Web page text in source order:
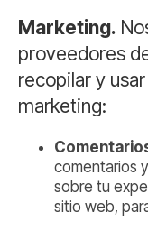
Marketing.
proveedores
recopilar y
marketing:
comentarios
sobre tu
sitio web,